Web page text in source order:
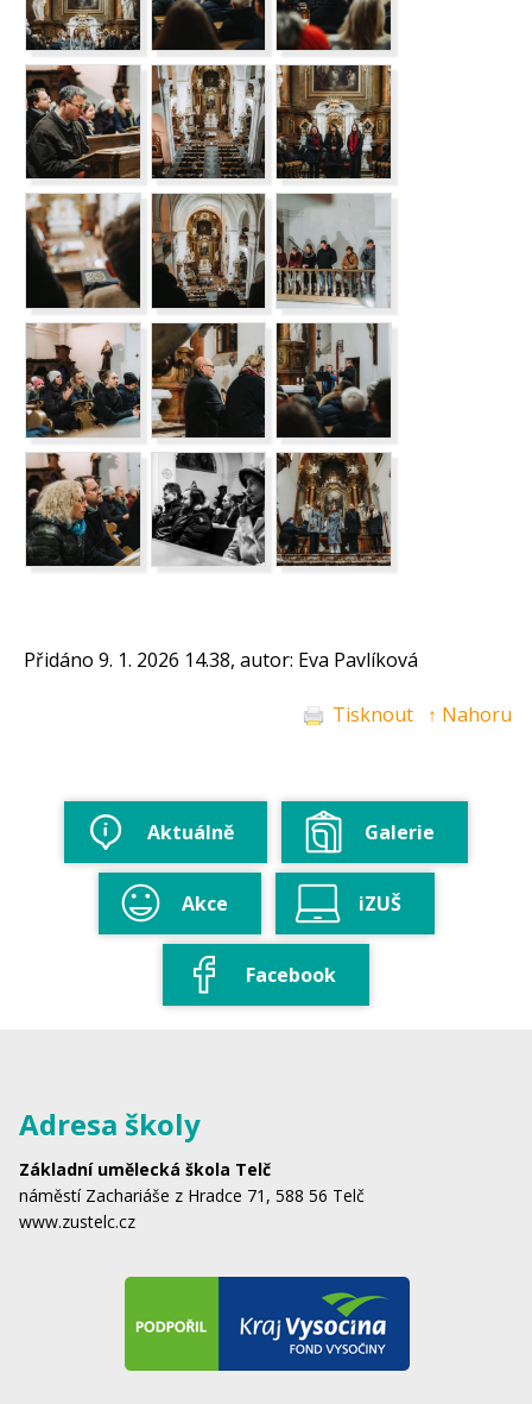
Přidáno 9. 1. 2026 14.38, autor: Eva Pavlíková
Tisknout ↑ Nahoru
Aktuálně Galerie
Akce iZUŠ
Facebook
Adresa školy
Základní umělecká škola Telč
náměstí Zachariáše z Hradce 71, 588 56 Telč
www.zustelc.cz